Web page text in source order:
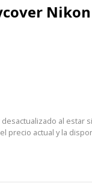
al estar
precio actual y la